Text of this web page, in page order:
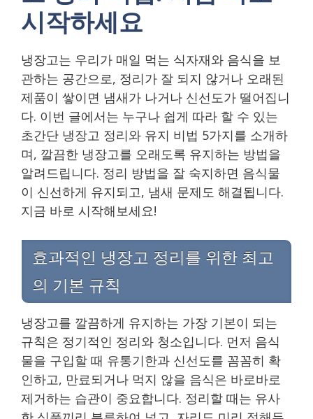
시작하세요
냉장고는 우리가 매일 먹는 식자재와 음식을 보
관하는 공간으로, 정리가 잘 되지 않거나 오래된
제품이 쌓이면 냄새가 나거나 신선도가 떨어집니
다. 이번 글에서는 누구나 쉽게 따라 할 수 있는
초간단 냉장고 정리와 유지 비법 5가지를 소개하
며, 깔끔한 냉장고를 오래도록 유지하는 방법을
알려드립니다. 정리 방법을 잘 숙지하면 음식물
이 신선하게 유지되고, 냄새 문제도 해결됩니다.
지금 바로 시작해보세요!
효과적인 냉장고 정리를 위한 최고
의 기본 규칙
냉장고를 깔끔하게 유지하는 가장 기본이 되는
규칙은 정기적인 정리와 청소입니다. 먼저 음식
물을 구입할 때 유통기한과 신선도를 꼼꼼히 확
인하고, 만료되거나 먹지 않을 음식은 바로바로
제거하는 습관이 중요합니다. 정리할 때는 유사